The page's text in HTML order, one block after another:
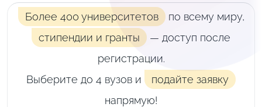
Более 400 университетов по всему миру,
стипендии и гранты
— доступ после
регистрации.
Выберите до 4 вузов и
подайте заявку
напрямую!